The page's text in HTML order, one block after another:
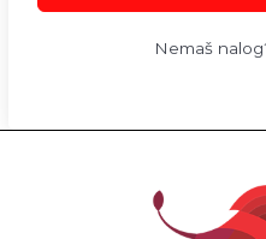
Nemaš